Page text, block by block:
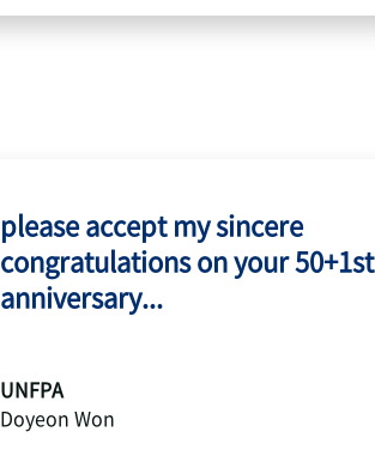
please accept my sincere
congratulations on your 50+1st
anniversary...
UNFPA
Doyeon Won